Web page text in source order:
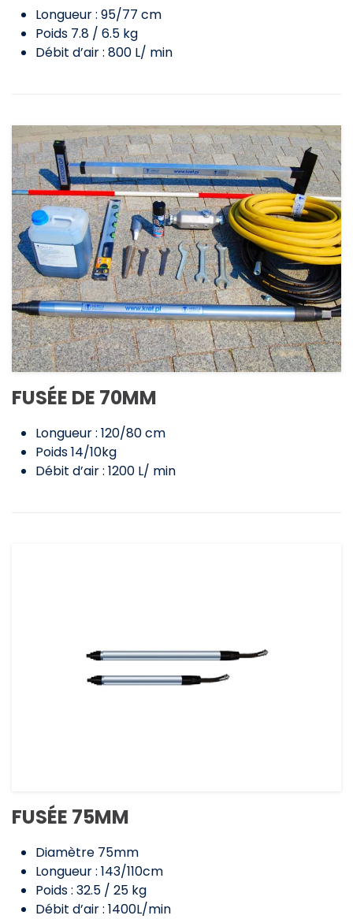
Longueur : 95/77 cm
Poids 7.8 / 6.5 kg
Débit d’air : 800 L/ min
FUSÉE DE 70MM
Longueur : 120/80 cm
Poids 14/10kg
Débit d’air : 1200 L/ min
FUSÉE 75MM
Diamètre 75mm
Longueur : 143/110cm
Poids : 32.5 / 25 kg
Débit d’air : 1400L/min